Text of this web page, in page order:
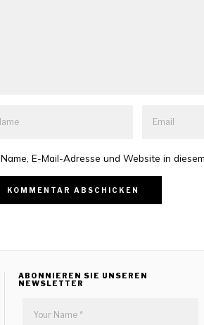
Name, E-Mail-Adresse und Website in
ABONNIEREN SIE UNSEREN
NEWSLETTER